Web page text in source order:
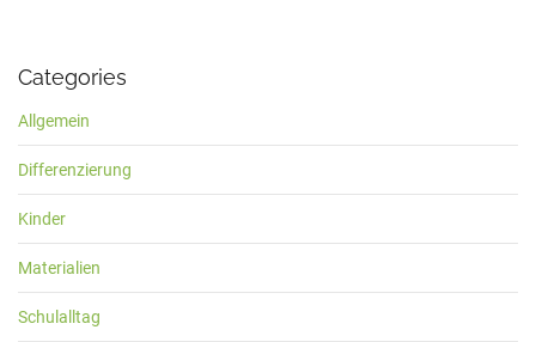
Categories
Allgemein
Differenzierung
Kinder
Materialien
Schulalltag